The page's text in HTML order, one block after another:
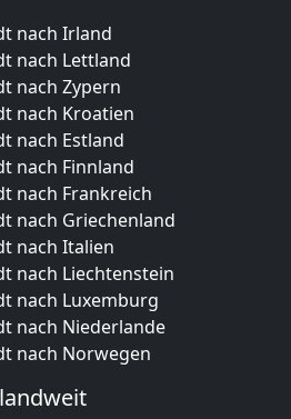
nach Irland
nach Lettland
nach Zypern
nach Kroatien
nach Estland
nach Finnland
nach Frankreich
nach Griechenland
nach Italien
nach Liechtenstein
nach Luxemburg
nach Niederlande
nach Norwegen